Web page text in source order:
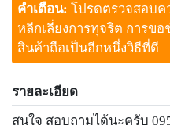
คำเตือน: โปรดตรวจสอบค
หลีกเลี่ยงการทุจริต การขอ
สินค้าถือเป็นอีกหนึ่งวิธีที่ดี
รายละเอียด
สนใจ สอบถามได้นะครับ